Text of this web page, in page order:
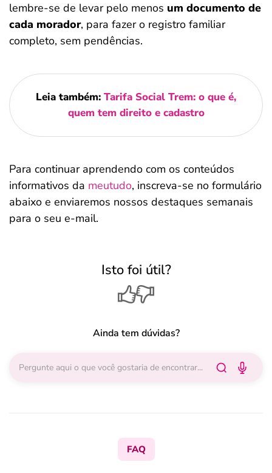
lembre-se de levar pelo menos um documento de
cada morador, para fazer o registro familiar
completo, sem pendências.
Leia também: Tarifa Social Trem: o que é,
quem tem direito e cadastro
Para continuar aprendendo com os conteúdos
informativos da meutudo, inscreva-se no formulário
abaixo e enviaremos nossos destaques semanais
para o seu e-mail.
Isto foi útil?
Ainda tem dúvidas?
FAQ